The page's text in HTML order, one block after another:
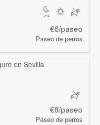
€6/paseo
Paseo de perros
€8/paseo
Paseo de perros